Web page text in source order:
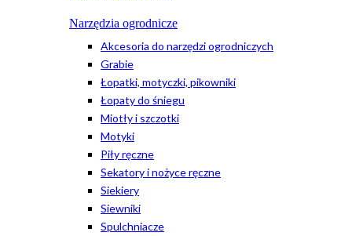
Narzędzia ogrodnicze
Akcesoria do narzędzi ogrodniczych
Grabie
Łopatki, motyczki, pikowniki
Łopaty do śniegu
Miotły i szczotki
Motyki
Piły ręczne
Sekatory i nożyce ręczne
Siekiery
Siewniki
Spulchniacze